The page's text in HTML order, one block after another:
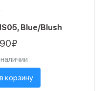
Blue/Blush
корзину